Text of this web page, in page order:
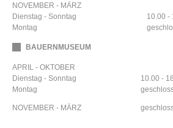
NOVEMBER - MÄRZ
Dienstag - Sonntag
Montag
10.00 -
BAUERNMUSEUM
APRIL - OKTOBER
Dienstag - Sonntag
Montag
10.00 -
NOVEMBER - MÄRZ